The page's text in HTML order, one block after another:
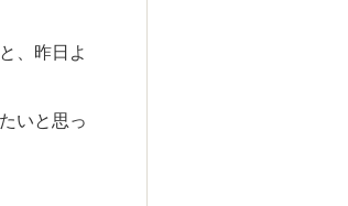
、昨日よ
いと思っ